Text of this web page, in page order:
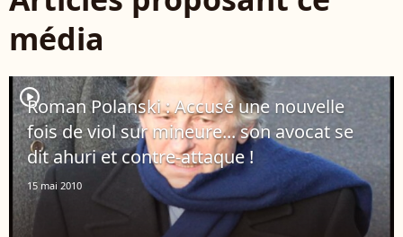
média
player2
Roman Polanski : Accusé une nouvelle
fois de viol sur mineure... son avocat se
dit ahuri et contre-attaque !
15 mai 2010